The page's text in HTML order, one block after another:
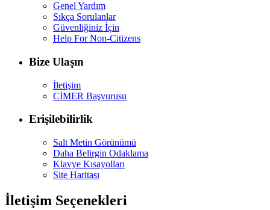
Genel Yardım
Sıkça Sorulanlar
Güvenliğiniz İçin
Help For Non-Citizens
Bize Ulaşın
İletişim
CİMER Başvurusu
Erişilebilirlik
Salt Metin Görünümü
Daha Belirgin Odaklama
Klavye Kısayolları
Site Haritası
İletişim Seçenekleri